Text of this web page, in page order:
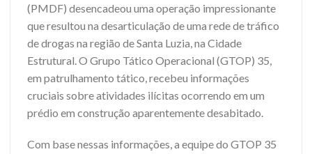
(PMDF) desencadeou uma operação impressionante
que resultou na desarticulação de uma rede de tráfico
de drogas na região de Santa Luzia, na Cidade
Estrutural. O Grupo Tático Operacional (GTOP) 35,
em patrulhamento tático, recebeu informações
cruciais sobre atividades ilícitas ocorrendo em um
prédio em construção aparentemente desabitado.
Com base nessas informações, a equipe do GTOP 35